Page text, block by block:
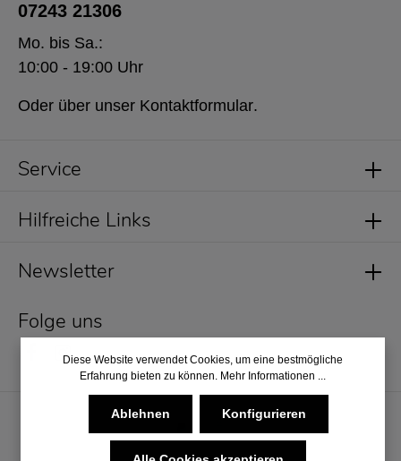
Service
Newsletter
Folge uns
07243 21306
Mo. bis Sa.:
10:00 - 19:00 Uhr
Oder über unser Kontaktformular.
Hilfreiche Links
Diese Website verwendet Cookies, um eine bestmögliche
Erfahrung bieten zu können. Mehr Informationen ...
Ablehnen Konfigurieren